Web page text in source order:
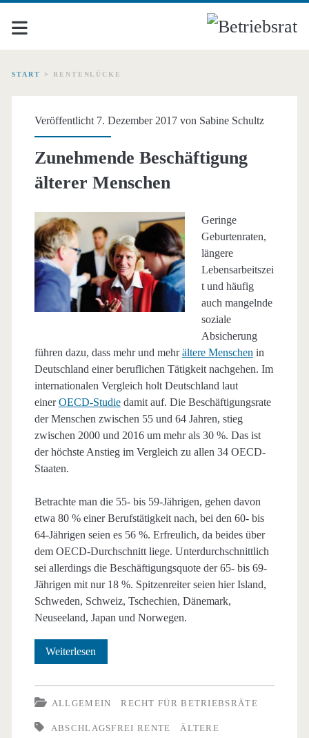
START > RENTENLÜCKE
Schlagwort:
<span>Rentenlücke</
Veröffentlicht 7. Dezember 2017 von Sabine Schultz
Zunehmende Beschäftigung
älterer Menschen
Geringe
Geburtenraten,
längere
Lebensarbeitszei
t und häufig
auch mangelnde
soziale
Absicherung
führen dazu, dass mehr und mehrältere Menschen in
Deutschland einer beruflichen Tätigkeit nachgehen. Im
internationalen Vergleich holt Deutschland laut
einerOECD-Studiedamit auf. Die Beschäftigungsrate
der Menschen zwischen 55 und 64 Jahren, stieg
zwischen 2000 und 2016 um mehr als 30 %. Das ist
der höchste Anstieg im Vergleich zu allen 34 OECD-
Staaten.
Betrachte man die 55- bis 59-Jährigen, gehen davon
etwa 80 % einer Berufstätigkeit nach, bei den 60- bis
64-Jährigen seien es 56 %. Erfreulich, da beides über
dem OECD-Durchschnitt liege. Unterdurchschnittlich
sei allerdings die Beschäftigungsquote der 65- bis 69-
Jährigen mit nur 18 %. Spitzenreiter seien hier Island,
Schweden, Schweiz, Tschechien, Dänemark,
Neuseeland, Japan und Norwegen.
Weiterlesen
älterer
Menschen
ALLGEMEIN RECHT FÜR BETRIEBSRÄTE
ABSCHLAGSFREI RENTE
ÄLTERE